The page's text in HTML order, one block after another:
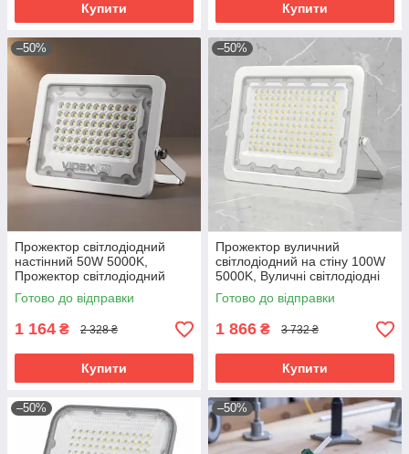
Купити Купити
–50%
Прожектор світлодіодний
настінний 50W 5000K,
Прожектор світлодіодний
вуличний, RYH
Готово до відправки
1 164 ₴ 2 328 ₴
Купити
–50%
Прожектор вуличний
світлодіодний на стіну 100W
5000K, Вуличні світлодіодні
прожектори для дому,
Прожектор вуличний
Готово до відправки
1 866 ₴ 3 732 ₴
Купити
–50% –50%